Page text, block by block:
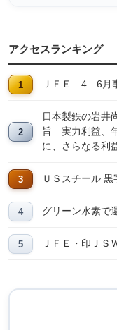
アクセスランキング
ＪＦＥ 4―6月
日本製鉄の岩井
旨 実力利益、
に、さらなる利
ＵＳスチール
グリーン水素で
ＪＦＥ・印Ｊ